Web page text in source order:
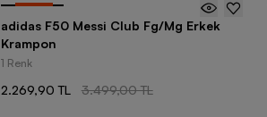
adidas F50 Messi Club Fg/Mg Erkek
Krampon
1 Renk
2.269,90 TL 3.499,00 TL